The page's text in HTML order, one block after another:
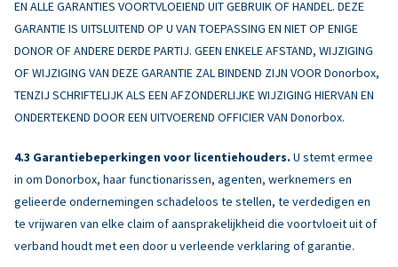
EN ALLE GARANTIES VOORTVLOEIEND UIT GEBRUIK OF HANDEL. DEZE
GARANTIE IS UITSLUITEND OP U VAN TOEPASSING EN NIET OP ENIGE
DONOR OF ANDERE DERDE PARTIJ. GEEN ENKELE AFSTAND, WIJZIGING
OF WIJZIGING VAN DEZE GARANTIE ZAL BINDEND ZIJN VOOR Donorbox,
TENZIJ SCHRIFTELIJK ALS EEN AFZONDERLIJKE WIJZIGING HIERVAN EN
ONDERTEKEND DOOR EEN UITVOEREND OFFICIER VAN Donorbox.
Garantiebeperkingen voor licentiehouders. U stemt ermee
in om Donorbox, haar functionarissen, agenten, werknemers en
gelieerde ondernemingen schadeloos te stellen, te verdedigen en
te vrijwaren van elke claim of aansprakelijkheid die voortvloeit uit of
verband houdt met een door u verleende verklaring of garantie.